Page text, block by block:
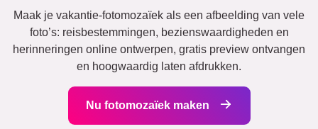
Maak je vakantie-fotomozaïek als een afbeelding van vele
foto’s: reisbestemmingen, bezienswaardigheden en
herinneringen online ontwerpen, gratis preview ontvangen
en hoogwaardig laten afdrukken.
Nu fotomozaïek maken